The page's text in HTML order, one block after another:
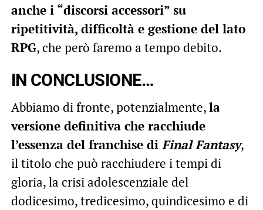
anche i “discorsi accessori” su
ripetitività, difficoltà e gestione del lato
RPG, che però faremo a tempo debito.
IN CONCLUSIONE…
Abbiamo di fronte, potenzialmente,la
versione definitiva che racchiude
l’essenza del franchise di Final Fantasy,
il titolo che può racchiudere i tempi di
gloria, la crisi adolescenziale del
dodicesimo, tredicesimo, quindicesimo e di